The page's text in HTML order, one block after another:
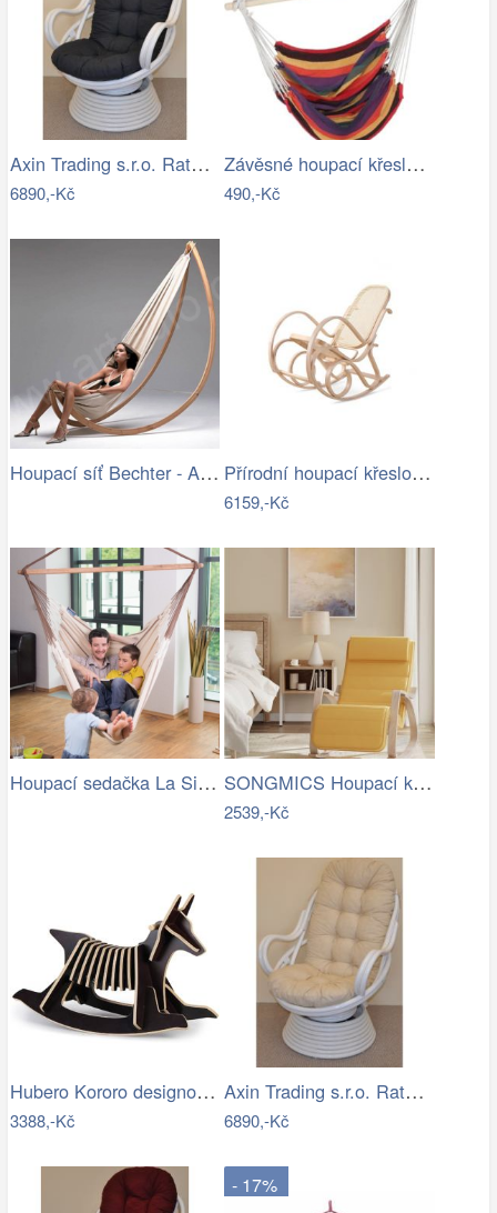
Axin Trading s.r.o. Ratanové houpací…
6890,-Kč
Závěsné houpací křeslo Cozyz pásek…
490,-Kč
Houpací síť Bechter - Artedio.cz Přírodní houpací křeslo s výpletem - AT
6159,-Kč
Houpací sedačka La Siesta Habana… SONGMICS Houpací křeslo polstrované…
2539,-Kč
Hubero Kororo designové houpací psi…
3388,-Kč
Axin Trading s.r.o. Ratanové houpací…
6890,-Kč
- 17%